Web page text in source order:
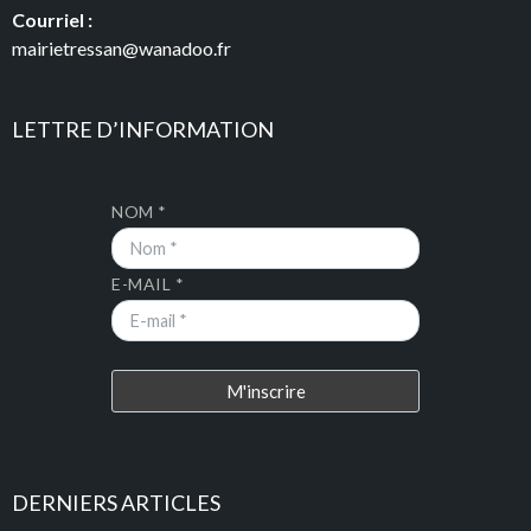
Courriel :
mairietressan@wanadoo.fr
LETTRE D’INFORMATION
NOM *
E-MAIL *
DERNIERS ARTICLES